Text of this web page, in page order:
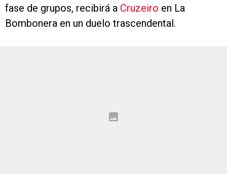
fase de grupos, recibirá a Cruzeiro en La
Bombonera en un duelo trascendental.